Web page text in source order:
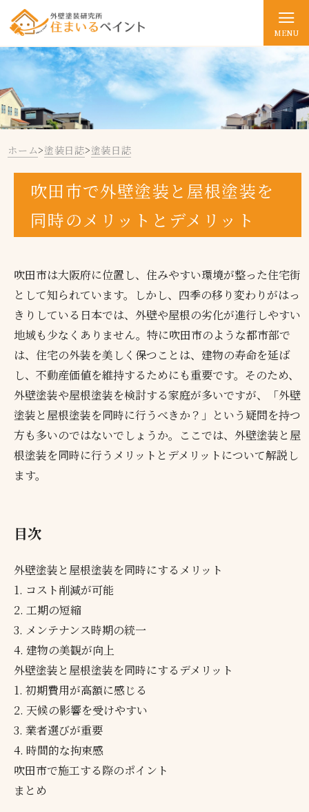
MENU
ホーム>塗装日誌>塗装日誌
吹田市で外壁塗装と屋根塗装を
同時のメリットとデメリット
吹田市は大阪府に位置し、住みやすい環境が整った住宅街
として知られています。しかし、四季の移り変わりがはっ
きりしている日本では、外壁や屋根の劣化が進行しやすい
地域も少なくありません。特に吹田市のような都市部で
は、住宅の外装を美しく保つことは、建物の寿命を延ば
し、不動産価値を維持するためにも重要です。そのため、
外壁塗装や屋根塗装を検討する家庭が多いですが、「外壁
塗装と屋根塗装を同時に行うべきか？」という疑問を持つ
方も多いのではないでしょうか。ここでは、外壁塗装と屋
根塗装を同時に行うメリットとデメリットについて解説し
ます。
目次
外壁塗装と屋根塗装を同時にするメリット
1. コスト削減が可能
2. 工期の短縮
3. メンテナンス時期の統一
4. 建物の美観が向上
外壁塗装と屋根塗装を同時にするデメリット
1. 初期費用が高額に感じる
2. 天候の影響を受けやすい
3. 業者選びが重要
4. 時間的な拘束感
吹田市で施工する際のポイント
まとめ